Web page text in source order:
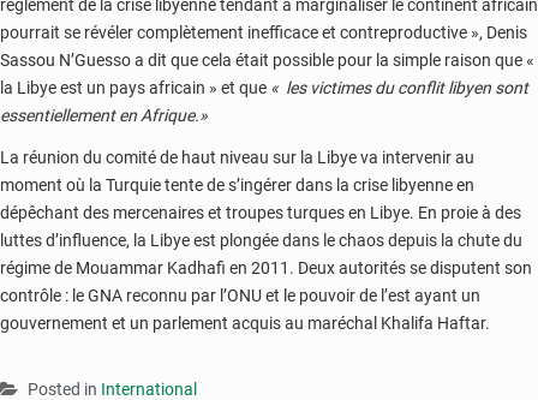
règlement de la crise libyenne tendant à marginaliser le continent africain
pourrait se révéler complètement inefficace et contreproductive », Denis
Sassou N’Guesso a dit que cela était possible pour la simple raison que «
la Libye est un pays africain » et que « les victimes du conflit libyen sont
essentiellement en Afrique.»
La réunion du comité de haut niveau sur la Libye va intervenir au
moment où la Turquie tente de s’ingérer dans la crise libyenne en
dépêchant des mercenaires et troupes turques en Libye. En proie à des
luttes d’influence, la Libye est plongée dans le chaos depuis la chute du
régime de Mouammar Kadhafi en 2011. Deux autorités se disputent son
contrôle : le GNA reconnu par l’ONU et le pouvoir de l’est ayant un
gouvernement et un parlement acquis au maréchal Khalifa Haftar.
Posted in International